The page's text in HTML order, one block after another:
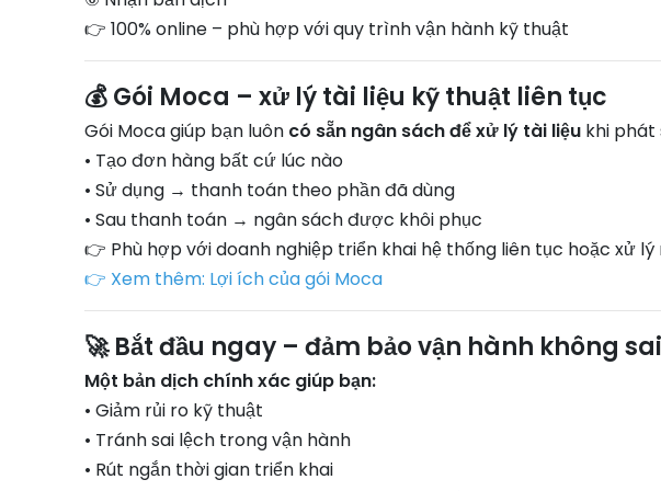
👉 100% online – phù hợp với quy trình vận hành kỹ thuật
💰 Gói Moca – xử lý tài liệu kỹ thuật liên tục
Gói Moca giúp bạn luôn có sẵn ngân sách để xử lý tài liệu khi phát
• Tạo đơn hàng bất cứ lúc nào
• Sử dụng → thanh toán theo phần đã dùng
• Sau thanh toán → ngân sách được khôi phục
👉 Phù hợp với doanh nghiệp triển khai hệ thống liên tục hoặc xử lý
👉 Xem thêm: Lợi ích của gói Moca
🚀 Bắt đầu ngay – đảm bảo vận hành không
Một bản dịch chính xác giúp bạn:
• Giảm rủi ro kỹ thuật
• Tránh sai lệch trong vận hành
• Rút ngắn thời gian triển khai